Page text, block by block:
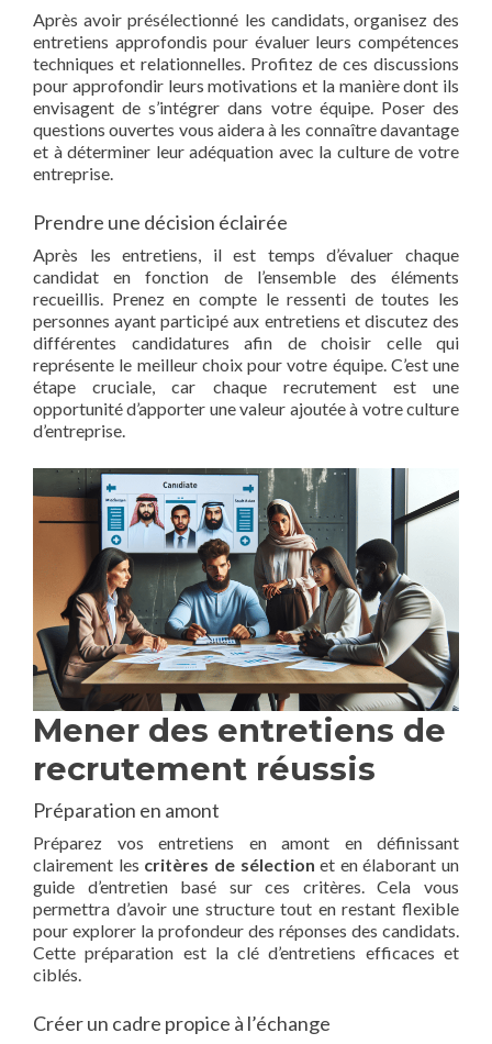
Après avoir présélectionné les candidats, organisez des
entretiens approfondis pour évaluer leurs compétences
techniques et relationnelles. Profitez de ces discussions
pour approfondir leurs motivations et la manière dont ils
envisagent de s’intégrer dans votre équipe. Poser des
questions ouvertes vous aidera à les connaître davantage
et à déterminer leur adéquation avec la culture de votre
entreprise.
Prendre une décision éclairée
Après les entretiens, il est temps d’évaluer chaque
candidat en fonction de l’ensemble des éléments
recueillis. Prenez en compte le ressenti de toutes les
personnes ayant participé aux entretiens et discutez des
différentes candidatures afin de choisir celle qui
représente le meilleur choix pour votre équipe. C’est une
étape cruciale, car chaque recrutement est une
opportunité d’apporter une valeur ajoutée à votre culture
d’entreprise.
Mener des entretiens de
recrutement réussis
Préparation en amont
Préparez vos entretiens en amont en définissant
clairement les critères de sélection et en élaborant un
guide d’entretien basé sur ces critères. Cela vous
permettra d’avoir une structure tout en restant flexible
pour explorer la profondeur des réponses des candidats.
Cette préparation est la clé d’entretiens efficaces et
ciblés.
Créer un cadre propice à l’échange